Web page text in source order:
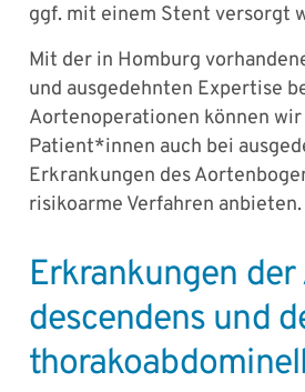
ggf. mit einem Stent versorgt
Mit der in Homburg
und ausgedehnten Expertise
Aortenoperationen können wir
Patient*innen auch bei
Erkrankungen des
risikoarme Verfahren anbieten.
Erkrankungen
descendens und